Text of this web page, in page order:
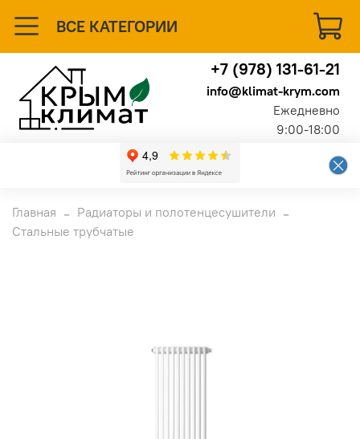
ВСЕ КАТЕГОРИИ
+7 (978) 131-61-21
info@klimat-krym.com
Ежедневно
9:00-18:00
Главная
Радиаторы и полотенцесушители
Стальные трубчатые